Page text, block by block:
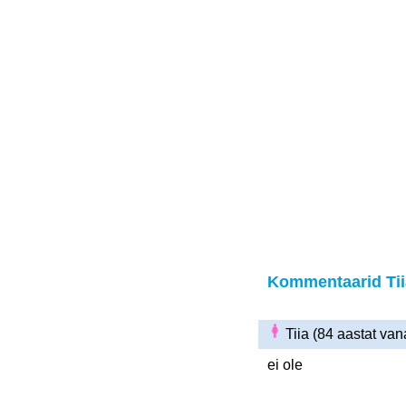
Kommentaarid
Tiia (84 aastat
ei ole